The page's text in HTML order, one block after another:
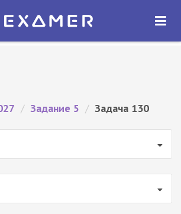
— ЕГЭ 2027
ОТКРЫТЬ
/ Задание 5 / Задача 130